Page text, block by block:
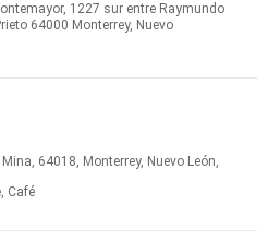
1227 sur entre Raymundo
64000 Monterrey, Nuevo
64018, Monterrey, Nuevo León,
Café